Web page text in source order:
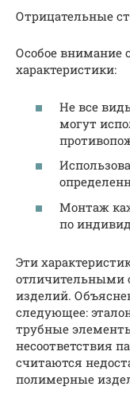
Отрицательные
Особое внимание
характеристики:
Не все
могут
Монтаж
по
Эти
отличительными
изделий.
следующее:
трубные
несоответствия
считаются
полимерные